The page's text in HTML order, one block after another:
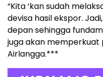
“Kita ‘kan sudah
devisa hasil ekspor.
depan sehingga
juga akan memperkuat
Airlangga.***